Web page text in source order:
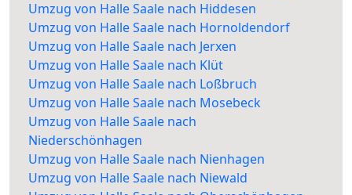
Umzug von Halle Saale nach Hiddesen
Umzug von Halle Saale nach Hornoldendorf
Umzug von Halle Saale nach Jerxen
Umzug von Halle Saale nach Klüt
Umzug von Halle Saale nach Loßbruch
Umzug von Halle Saale nach Mosebeck
Umzug von Halle Saale nach
Niederschönhagen
Umzug von Halle Saale nach Nienhagen
Umzug von Halle Saale nach Niewald